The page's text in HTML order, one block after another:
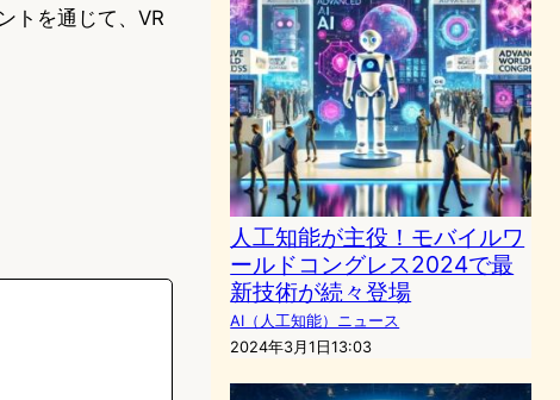
トを通じて、VR
人工知能が主役！モバイルワ
ールドコングレス2024で最
新技術が続々登場
AI（人工知能）ニュース
2024年3月1日13:03